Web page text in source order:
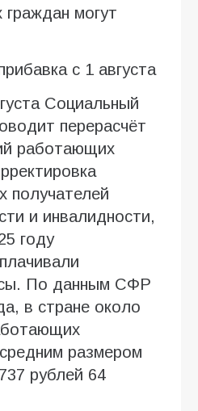
могут
с 1 августа
Социальный
перерасчёт
работающих
получателей
и инвалидности,
году
По данным СФР
в стране около
размером
рублей 64